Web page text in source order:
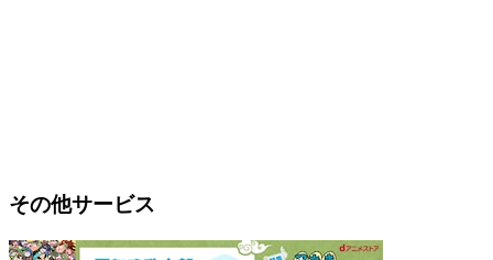
その他サービス